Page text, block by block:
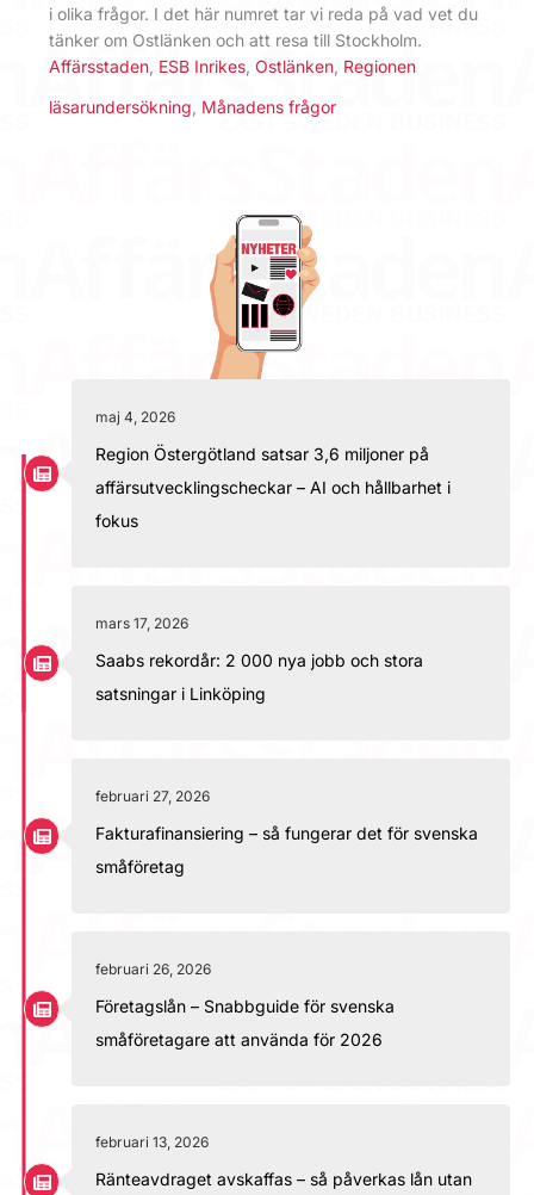
i olika frågor. I det här numret tar vi reda på vad vet du
tänker om Ostlänken och att resa till Stockholm.
Affärsstaden ESB Inrikes Ostlänken Regionen
läsarundersökning Månadens frågor
maj 4, 2026
Region Östergötland satsar 3,6 miljoner på
affärsutvecklingscheckar – AI och hållbarhet i
fokus
mars 17, 2026
Saabs rekordår: 2 000 nya jobb och stora
satsningar i Linköping
februari 27, 2026
Fakturafinansiering – så fungerar det för svenska
småföretag
februari 26, 2026
Företagslån – Snabbguide för svenska
småföretagare att använda för 2026
februari 13, 2026
Ränteavdraget avskaffas – så påverkas lån utan